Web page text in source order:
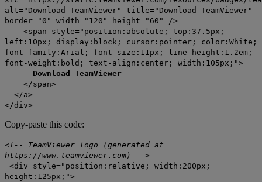
alt="Download TeamViewer" title="Download TeamViewer"
border="0" width="120" height="60" />
<span style="position:absolute; top:37.5px;
left:10px; display:block; cursor:pointer; color:White;
font-family:Arial; font-size:11px; line-height:1.2em;
font-weight:bold; text-align:center; width:105px;">
Download TeamViewer
</span>
</a>
</div>
Copy-paste this code:
<!-- TeamViewer logo (generated at
https://www.teamviewer.com) -->
<div style="position:relative; width:200px;
height:125px;">